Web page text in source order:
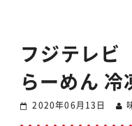
フジテレビ
らーめん 冷
2020年06月13日